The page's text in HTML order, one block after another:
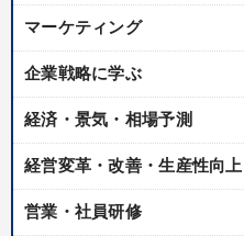
マーケティング
企業戦略に学ぶ
経済・景気・相場予測
経営変革・改善・生産性向上
営業・社員研修